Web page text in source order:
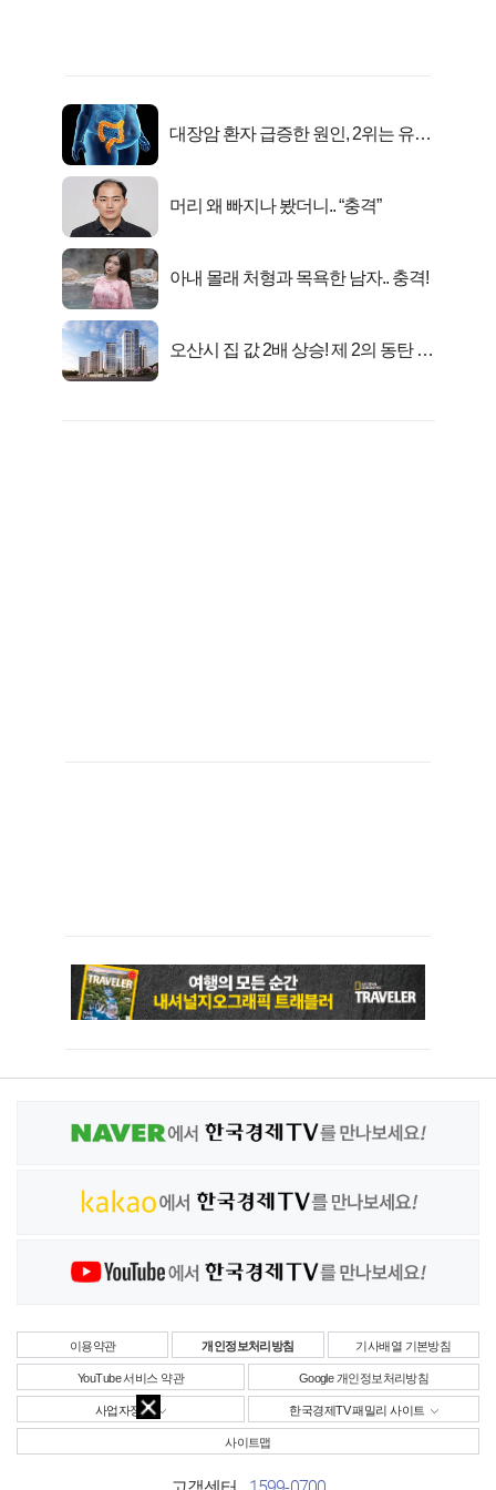
대장암 환자 급증한 원인, 2위는 유산
머리 왜 빠지나 봤더니.. “충격”
아내 몰래 처형과 목욕한 남자.. 충격!
오산시 집 값 2배 상승! 제 2의 동탄 신
이용약관 개인정보처리방침 기사배열 기본방침
YouTube 서비스 약관 Google 개인정보처리방침
사업자정보 한국경제TV 패밀리 사이트
사이트맵